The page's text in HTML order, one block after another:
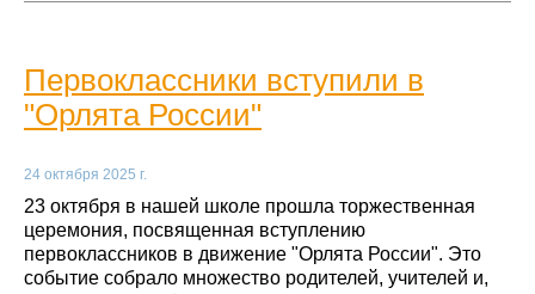
Первоклассники вступили в
"Орлята России"
24 октября 2025 г.
23 октября в нашей школе прошла торжественная
церемония, посвященная вступлению
первоклассников в движение "Орлята России". Это
событие собрало множество родителей, учителей и,